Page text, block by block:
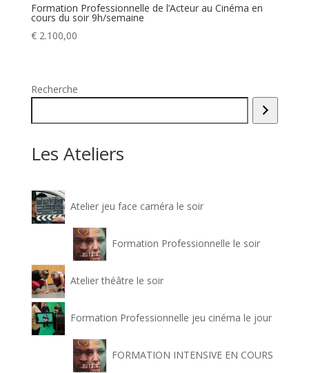
Formation Professionnelle de l’Acteur au Cinéma en
cours du soir 9h/semaine
€2.100,00
Recherche
Les Ateliers
Atelier jeu face caméra le soir
Formation Professionnelle le soir
Atelier théâtre le soir
Formation Professionnelle jeu cinéma le jour
FORMATION INTENSIVE EN COURS